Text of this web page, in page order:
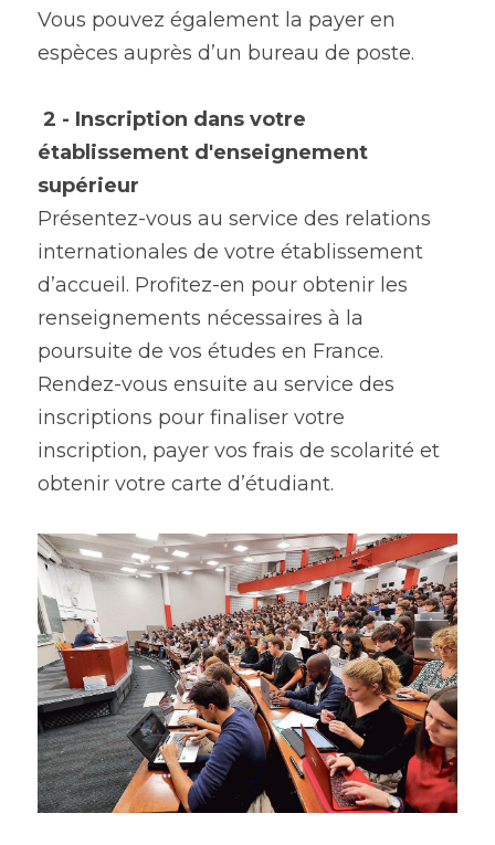
Vous pouvez également la payer en
espèces auprès d’un bureau de poste.
2 - Inscription dans votre
établissement d'enseignement
supérieur
Présentez-vous au service des relations
internationales de votre établissement
d’accueil. Profitez-en pour obtenir les
renseignements nécessaires à la
poursuite de vos études en France.
Rendez-vous ensuite au service des
inscriptions pour finaliser votre
inscription, payer vos frais de scolarité et
obtenir votre carte d’étudiant.